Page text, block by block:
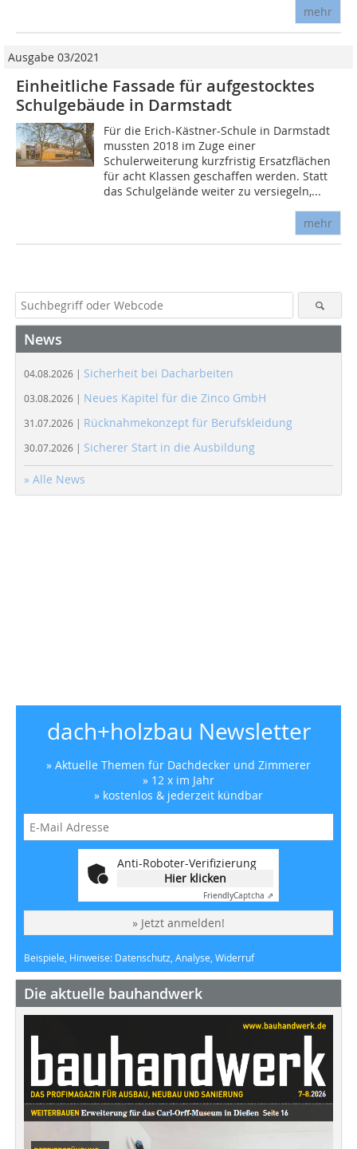
mehr
Ausgabe 03/2021
Einheitliche Fassade für aufgestocktes
Schulgebäude in Darmstadt
Für die Erich-Kästner-Schule in Darmstadt
mussten 2018 im Zuge einer
Schulerweiterung kurzfristig Ersatzflächen
für acht Klassen geschaffen werden. Statt
das Schulgelände weiter zu versiegeln,...
mehr
News
04.08.2026 | Sicherheit bei Dacharbeiten
03.08.2026 | Neues Kapitel für die Zinco GmbH
31.07.2026 | Rücknahmekonzept für Berufskleidung
30.07.2026 | Sicherer Start in die Ausbildung
» Alle News
dach+holzbau Newsletter
» Aktuelle Themen für Dachdecker und Zimmerer
» 12 x im Jahr
» kostenlos & jederzeit kündbar
Anti-Roboter-Verifizierung
Hier klicken
FriendlyCaptcha ⇗
» Jetzt anmelden!
Beispiele, Hinweise: Datenschutz, Analyse, Widerruf
Die aktuelle bauhandwerk